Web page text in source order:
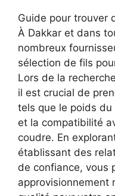
Guide pour trouver
À Dakkar et dans
nombreux
sélection de fils
Lors de la
il est crucial de
tels que le poids
et la compatibilité
coudre. En
établissant des
de confiance, vous
approvisionnement